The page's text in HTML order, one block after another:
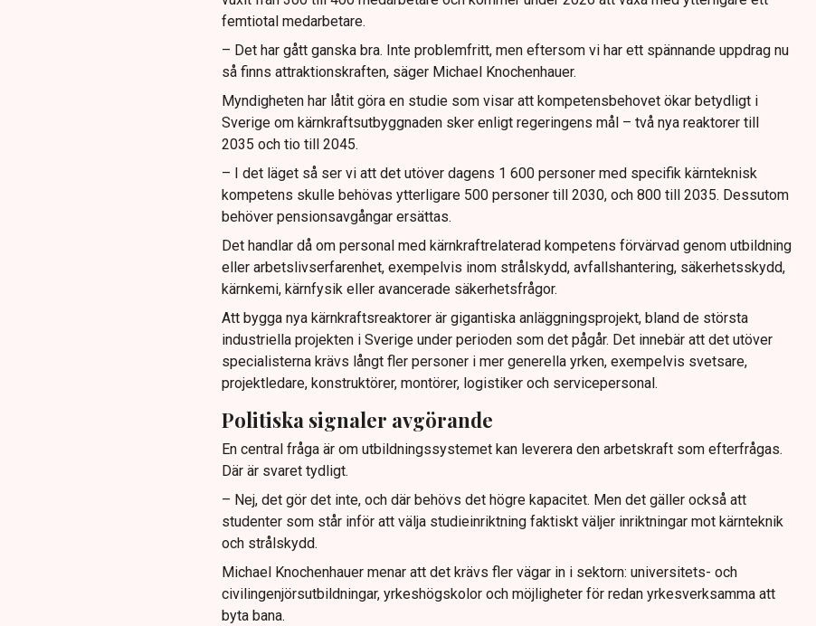
femtiotal medarbetare.
– Det har gått ganska bra. Inte problemfritt, men eftersom vi har ett spännande uppdrag nu
så finns attraktionskraften, säger Michael Knochenhauer.
Myndigheten har låtit göra en studie som visar att kompetensbehovet ökar betydligt i
Sverige om kärnkraftsutbyggnaden sker enligt regeringens mål – två nya reaktorer till
2035 och tio till 2045.
– I det läget så ser vi att det utöver dagens 1 600 personer med specifik kärnteknisk
kompetens skulle behövas ytterligare 500 personer till 2030, och 800 till 2035. Dessutom
behöver pensionsavgångar ersättas.
Det handlar då om personal med kärnkraftrelaterad kompetens förvärvad genom utbildning
eller arbetslivserfarenhet, exempelvis inom strålskydd, avfallshantering, säkerhetsskydd,
kärnkemi, kärnfysik eller avancerade säkerhetsfrågor.
Att bygga nya kärnkraftsreaktorer är gigantiska anläggningsprojekt, bland de största
industriella projekten i Sverige under perioden som det pågår. Det innebär att det utöver
specialisterna krävs långt fler personer i mer generella yrken, exempelvis svetsare,
projektledare, konstruktörer, montörer, logistiker och servicepersonal.
Politiska signaler avgörande
En central fråga är om utbildningssystemet kan leverera den arbetskraft som efterfrågas.
Där är svaret tydligt.
– Nej, det gör det inte, och där behövs det högre kapacitet. Men det gäller också att
studenter som står inför att välja studieinriktning faktiskt väljer inriktningar mot kärnteknik
och strålskydd.
Michael Knochenhauer menar att det krävs fler vägar in i sektorn: universitets- och
civilingenjörsutbildningar, yrkeshögskolor och möjligheter för redan yrkesverksamma att
byta bana.